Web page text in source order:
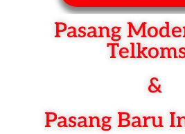
Pasang
&
Pasang Baru